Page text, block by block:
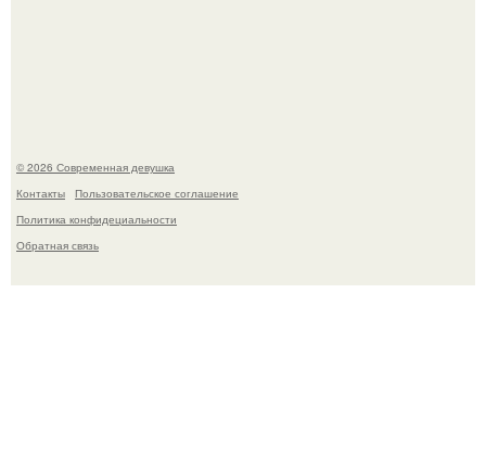
© 2026 Современная девушка
Контакты
Пользовательское соглашение
Политика конфидециальности
Обратная связь